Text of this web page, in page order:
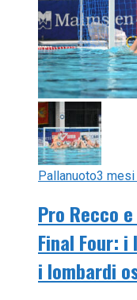
Pallanuoto3
Pro Recco
Final Four:
i lombardi